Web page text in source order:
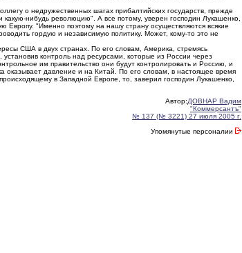
о недружественных шагах прибалтийских государств, прежде
нибудь революцию". А все потому, уверен господин Лукашенко,
Европу. "Именно поэтому на нашу страну осуществляются всякие
гордую и независимую политику. Может, кому-то это не
США в двух странах. По его словам, Америка, стремясь
контроль над ресурсами, которые из России через
им правительство они будут контролировать и Россию, и
оказывает давление и на Китай. По его словам, в настоящее время
в Западной Европе, то, заверил господин Лукашенко,
Автор:ДОВНАР Вадим
"Коммерсантъ"
№ 137 (№ 3221) 27 июля 2005 г.
Упомянутые персоналии